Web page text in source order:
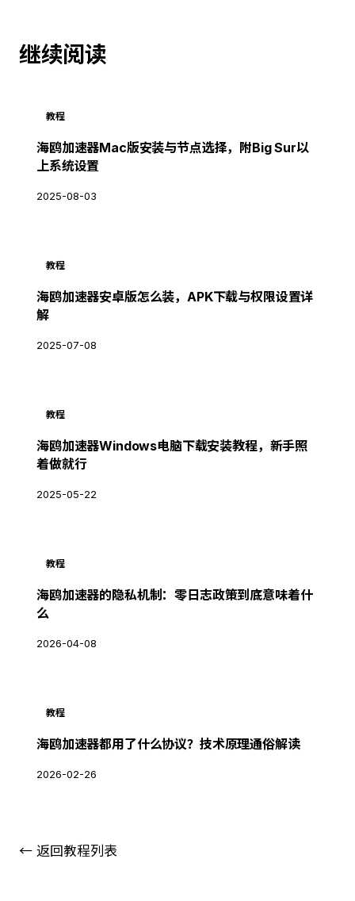
继续阅读
教程
海鸥加速器Mac版安装与节点选择，附Big Sur以
上系统设置
2025-08-03
教程
海鸥加速器安卓版怎么装，APK下载与权限设置详
解
2025-07-08
教程
海鸥加速器Windows电脑下载安装教程，新手照
着做就行
2025-05-22
教程
海鸥加速器的隐私机制：零日志政策到底意味着什
么
2026-04-08
教程
海鸥加速器都用了什么协议？技术原理通俗解读
2026-02-26
← 返回教程列表